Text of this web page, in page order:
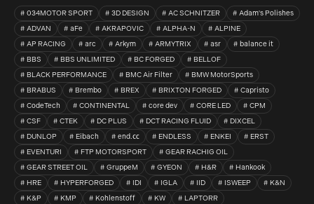
034MOTOR SPORT 3D DESIGN AC SCHNITZER
Adam's Polishes
ADVAN
aFe AKRAPOVIC ALPHA-N
ALPINE
AP RACING
arc Arkym ARMYTRIX asr
balance it
BBS
BBS UNLIMITED BC FORGED
BELLOF
BLACK PERFORMANCE
BMC Air Filter
BMW MotorSports
BRABUS
Brembo BREX BRIXTON FORGED
Capristo
CodeTech
CONTINENTAL core dev CORE LED
CPM
CSF
CTEK DC PLUS DCT RACING FLUID
DIXCEL
DUNLOP
Eibach end.㏄ ENDLESS ENKEI
ERST
EVENTURI
FTP MOTORSPORT
GEAR RACHIG OIL
GEAR STREET OIL
GruppeM GYEON H&R
Hankook
HRE
HYPERFORGED IDI IGLA IID ISWEEP
K&N
K&P
KMP Kohlenstoff KW LAPTORR